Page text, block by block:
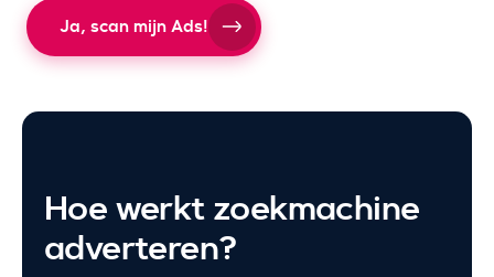
Ja, scan mijn Ads!
Hoe werkt zoekmachine
adverteren?